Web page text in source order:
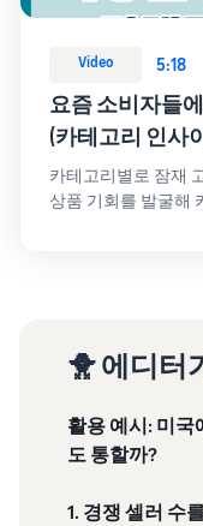
Video 5:18
요즘 소비자들
(카테고리 인사
카테고리별로 잠재
상품 기회를 발굴해
🐥 에디터
활용 예시: 미국
도 통할까?
1. 경쟁 셀러 수